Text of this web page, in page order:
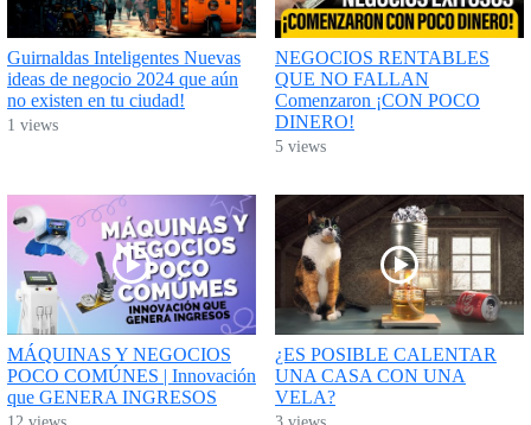
Guirnaldas Inteligentes Nuevas
ideas de negocio 2024 que aún
no existen en tu ciudad!
1 views
NEGOCIOS RENTABLES
QUE NO FALLAN
Comenzaron ¡CON POCO
DINERO!
5 views
MÁQUINAS Y NEGOCIOS
POCO COMÚNES | Innovación
que GENERA INGRESOS
¿ES POSIBLE CALENTAR
UNA CASA CON UNA
VELA?